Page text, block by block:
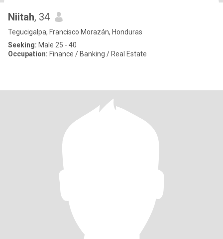
Niitah, 34
Tegucigalpa, Francisco Morazán, Honduras
Seeking: Male 25 - 40
Occupation: Finance / Banking / Real Estate